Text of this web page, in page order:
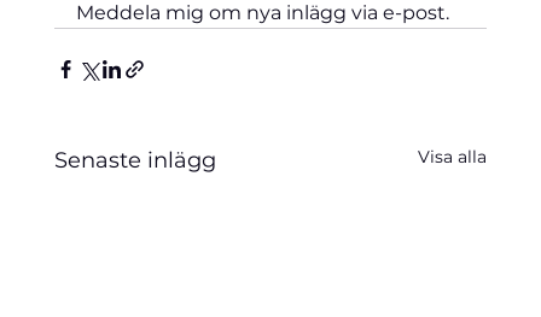
Meddela mig om nya inlägg via e-post.
Senaste inlägg Visa alla